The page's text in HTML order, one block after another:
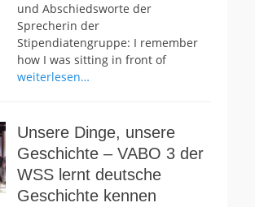
und Abschiedsworte der
Sprecherin der
Stipendiatengruppe: I remember
how I was sitting in front of
weiterlesen…
Unsere Dinge, unsere
Geschichte – VABO 3 der
WSS lernt deutsche
Geschichte kennen